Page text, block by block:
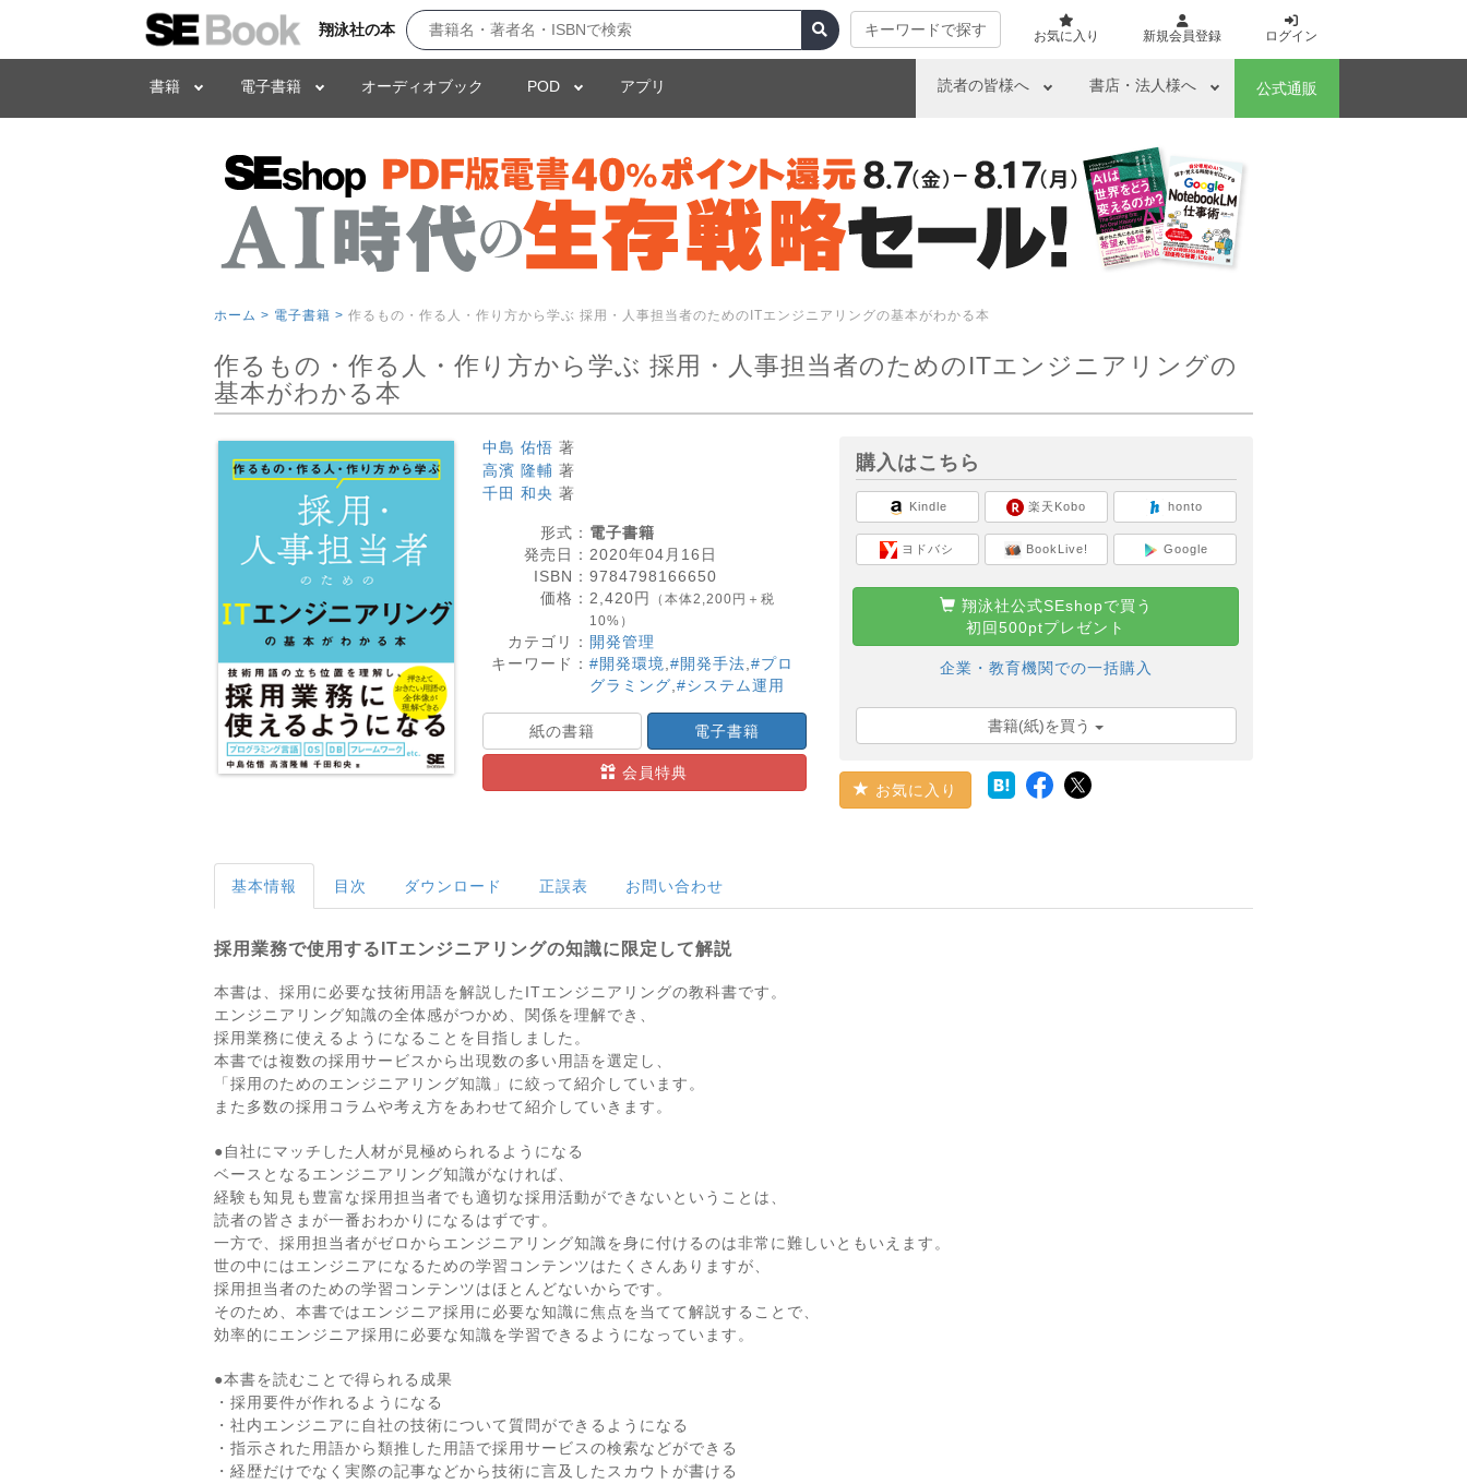
翔泳社の本 キーワードで探す お気に入り 新規会員登録 ログイン
書籍 電子書籍 オーディオブック POD アプリ 読者の皆様へ 書店・法人様へ 公式通販
ホーム > 電子書籍 > 作るもの・作る人・作り方から学ぶ 採用・人事担当者のためのITエンジニアリングの基本がわかる本
作るもの・作る人・作り方から学ぶ 採用・人事担当者のためのITエンジニアリングの
基本がわかる本
中島 佑悟 著
高濱 隆輔 著
千田 和央 著
形式： 電子書籍
発売日： 2020年04月16日
ISBN： 9784798166650
価格： 2,420円
（本体2,200円＋税
10%）
カテゴリ： 開発管理
キーワード： #開発環境 #開発手法 #プロ
グラミング #システム運用
紙の書籍 電子書籍
会員特典
購入はこちら
Kindle
ヨドバシ
楽天Kobo
BookLive!
honto
Google
翔泳社公式SEshopで買う
初回500ptプレゼント
企業・教育機関での一括購入
書籍(紙)を買う
お気に入り
基本情報 目次 ダウンロード 正誤表 お問い合わせ
採用業務で使用するITエンジニアリングの知識に限定して解説
本書は、採用に必要な技術用語を解説したITエンジニアリングの教科書です。
エンジニアリング知識の全体感がつかめ、関係を理解でき、
採用業務に使えるようになることを目指しました。
本書では複数の採用サービスから出現数の多い用語を選定し、
「採用のためのエンジニアリング知識」に絞って紹介しています。
また多数の採用コラムや考え方をあわせて紹介していきます。
●自社にマッチした人材が見極められるようになる
ベースとなるエンジニアリング知識がなければ、
経験も知見も豊富な採用担当者でも適切な採用活動ができないということは、
読者の皆さまが一番おわかりになるはずです。
一方で、採用担当者がゼロからエンジニアリング知識を身に付けるのは非常に難しいともいえます。
世の中にはエンジニアになるための学習コンテンツはたくさんありますが、
採用担当者のための学習コンテンツはほとんどないからです。
そのため、本書ではエンジニア採用に必要な知識に焦点を当てて解説することで、
効率的にエンジニア採用に必要な知識を学習できるようになっています。
●本書を読むことで得られる成果
・採用要件が作れるようになる
・社内エンジニアに自社の技術について質問ができるようになる
・指示された用語から類推した用語で採用サービスの検索などができる
・経歴だけでなく実際の記事などから技術に言及したスカウトが書ける